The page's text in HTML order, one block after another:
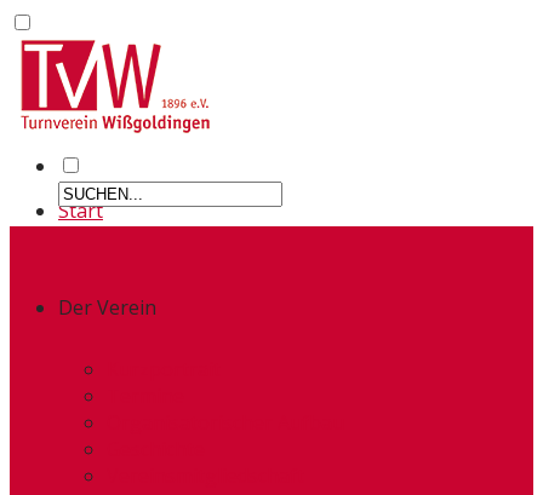
Start
Der Verein